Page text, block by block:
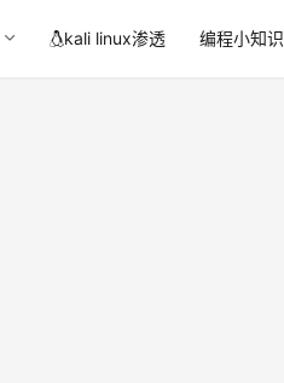
kali linux渗透 编程小知识